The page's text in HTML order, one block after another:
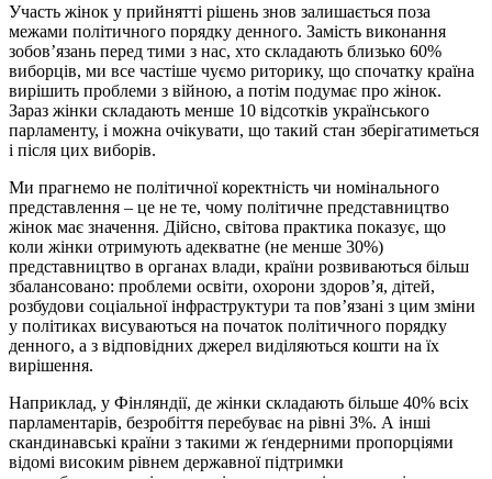
Участь жінок у прийнятті рішень знов залишається поза
межами політичного порядку денного. Замість виконання
зобов’язань перед тими з нас, хто складають близько 60%
виборців, ми все частіше чуємо риторику, що спочатку країна
вирішить проблеми з війною, а потім подумає про жінок.
Зараз жінки складають менше 10 відсотків українського
парламенту, і можна очікувати, що такий стан зберігатиметься
і після цих виборів.
Ми прагнемо не політичної коректність чи номінального
представлення – це не те, чому політичне представництво
жінок має значення. Дійсно, світова практика показує, що
коли жінки отримують адекватне (не менше 30%)
представництво в органах влади, країни розвиваються більш
збалансовано: проблеми освіти, охорони здоров’я, дітей,
розбудови соціальної інфраструктури та пов’язані з цим зміни
у політиках висуваються на початок політичного порядку
денного, а з відповідних джерел виділяються кошти на їх
вирішення.
Наприклад, у Фінляндії, де жінки складають більше 40% всіх
парламентарів, безробіття перебуває на рівні 3%. А інші
скандинавські країни з такими ж ґендерними пропорціями
відомі високим рівнем державної підтримки